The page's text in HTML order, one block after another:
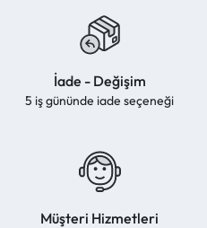
İade - Değişim
5 iş gününde iade seçeneği
Müşteri Hizmetleri